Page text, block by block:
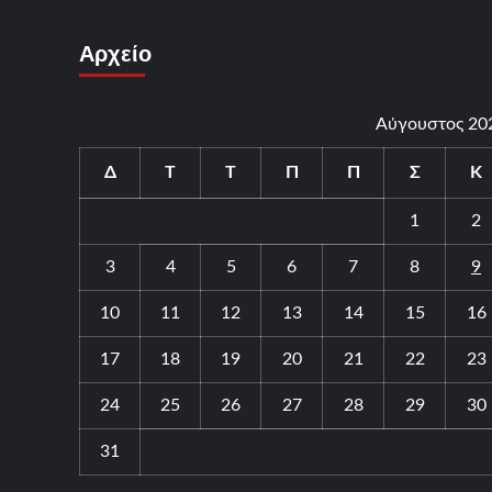
Αρχείο
Αύγουστος
Δ Τ Τ Π Π Σ Κ
1 2
3 4 5 6 7 8 9
10 11 12 13 14 15 16
17 18 19 20 21 22 23
24 25 26 27 28 29 30
31